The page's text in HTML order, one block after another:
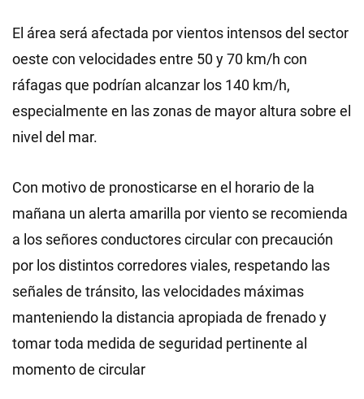
El área será afectada por vientos intensos del sector
oeste con velocidades entre 50 y 70 km/h con
ráfagas que podrían alcanzar los 140 km/h,
especialmente en las zonas de mayor altura sobre el
nivel del mar.
Con motivo de pronosticarse en el horario de la
mañana un alerta amarilla por viento se recomienda
a los señores conductores circular con precaución
por los distintos corredores viales, respetando las
señales de tránsito, las velocidades máximas
manteniendo la distancia apropiada de frenado y
tomar toda medida de seguridad pertinente al
momento de circular